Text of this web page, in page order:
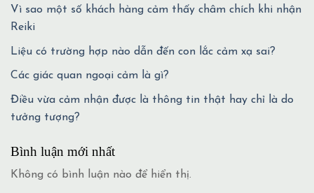
Vì sao một số khách hàng cảm thấy châm chích khi nhận
Reiki
Liệu có trường hợp nào dẫn đến con lắc cảm xạ sai?
Các giác quan ngoại cảm là gì?
Điều vừa cảm nhận được là thông tin thật hay chỉ là do
tưởng tượng?
Bình luận mới nhất
Không có bình luận nào để hiển thị.